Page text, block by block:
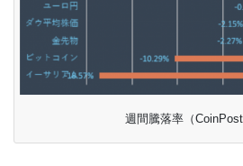
週間騰落率（CoinPost